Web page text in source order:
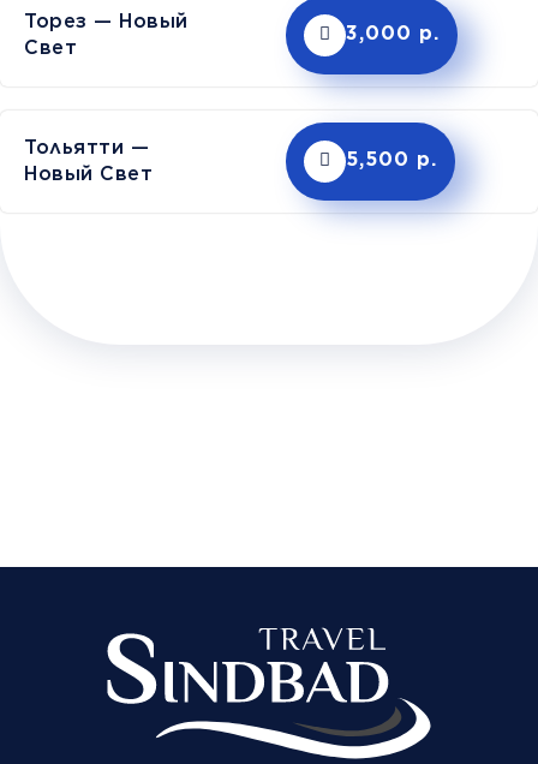
Торез — Новый
Свет
3,000 р.
Тольятти —
Новый Свет
5,500 р.